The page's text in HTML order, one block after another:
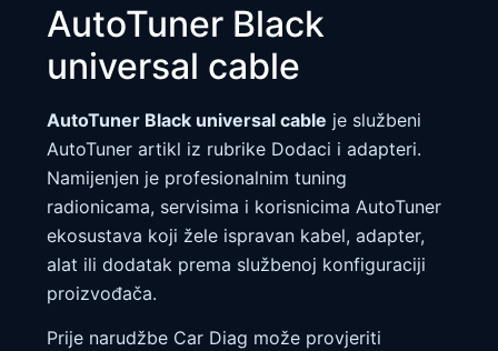
AutoTuner Black
universal cable
AutoTuner Black universal cable je službeni
AutoTuner artikl iz rubrike Dodaci i adapteri.
Namijenjen je profesionalnim tuning
radionicama, servisima i korisnicima AutoTuner
ekosustava koji žele ispravan kabel, adapter,
alat ili dodatak prema službenoj konfiguraciji
proizvođača.
Prije narudžbe Car Diag može provjeriti